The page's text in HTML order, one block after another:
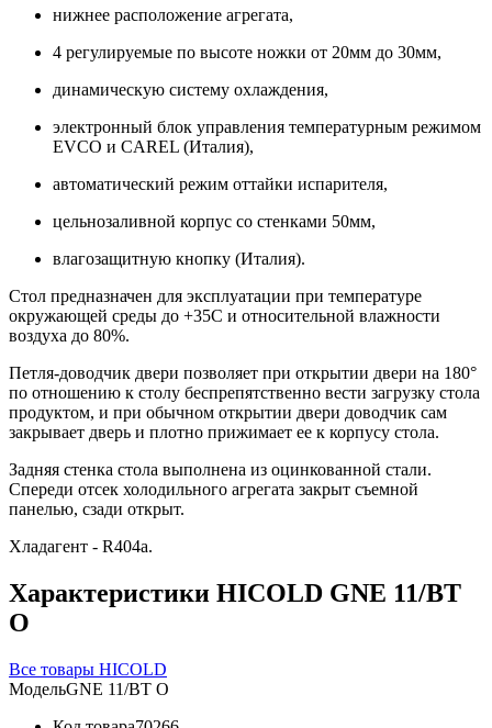
нижнее расположение агрегата,
4 регулируемые по высоте ножки от 20мм до 30мм,
динамическую систему охлаждения,
электронный блок управления температурным режимом
EVCO и CAREL (Италия),
автоматический режим оттайки испарителя,
цельнозаливной корпус со стенками 50мм,
влагозащитную кнопку (Италия).
Стол предназначен для эксплуатации при температуре
окружающей среды до +35С и относительной влажности
воздуха до 80%.
Петля-доводчик двери позволяет при открытии двери на 180°
по отношению к столу беспрепятственно вести загрузку стола
продуктом, и при обычном открытии двери доводчик сам
закрывает дверь и плотно прижимает ее к корпусу стола.
Задняя стенка стола выполнена из оцинкованной стали.
Спереди отсек холодильного агрегата закрыт съемной
панелью, сзади открыт.
Хладагент - R404a.
Характеристики HICOLD GNE 11/BT
О
Все товары HICOLD
МодельGNE 11/BT О